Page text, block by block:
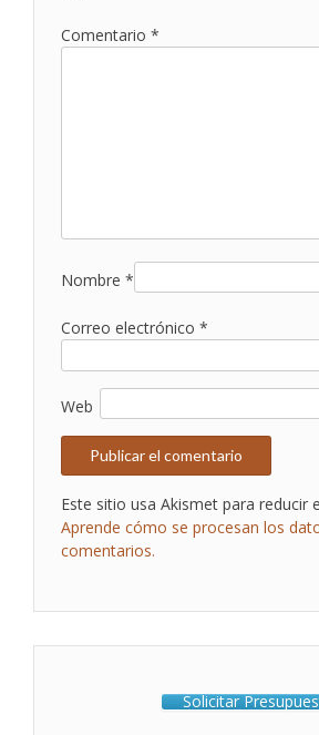
Comentario *
Nombre *
Correo electrónico *
Web
Este sitio usa Akismet para reducir
Aprende cómo se procesan los
comentarios.
Solicitar